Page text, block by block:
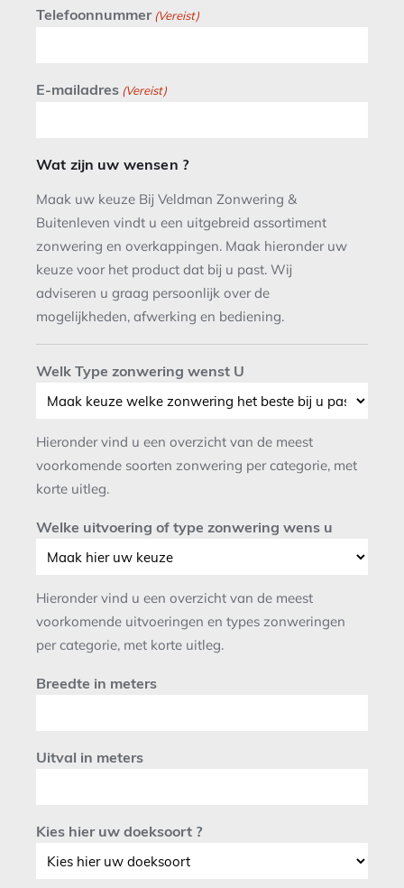
Telefoonnummer (Vereist)
E-mailadres (Vereist)
Wat zijn uw wensen ?
Maak uw keuze Bij Veldman Zonwering &
Buitenleven vindt u een uitgebreid assortiment
zonwering en overkappingen. Maak hieronder uw
keuze voor het product dat bij u past. Wij
adviseren u graag persoonlijk over de
mogelijkheden, afwerking en bediening.
Welk Type zonwering wenst U
Hieronder vind u een overzicht van de meest
voorkomende soorten zonwering per categorie, met
korte uitleg.
Welke uitvoering of type zonwering wens u
Hieronder vind u een overzicht van de meest
voorkomende uitvoeringen en types zonweringen
per categorie, met korte uitleg.
Breedte in meters
Uitval in meters
Kies hier uw doeksoort ?